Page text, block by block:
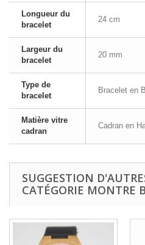
Longueur du
bracelet
24 cm
Largeur du
bracelet
20 mm
Type de
bracelet
Bracelet en
Matière vitre
cadran
Cadran en
SUGGESTION
CATÉGORIE MONTRE